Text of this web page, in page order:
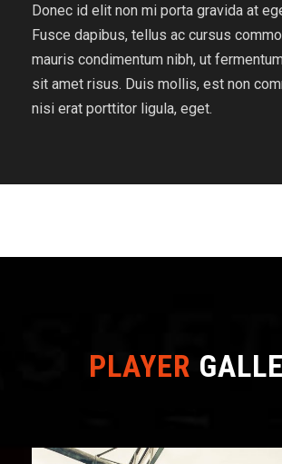
Donec id elit non mi porta gravida at
Fusce dapibus, tellus ac cursus
mauris condimentum nibh, ut
sit amet risus. Duis mollis, est non
nisi erat porttitor ligula, eget.
PLAYER